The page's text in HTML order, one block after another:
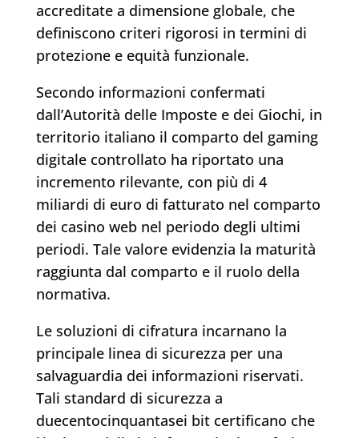
accreditate a dimensione globale, che
definiscono criteri rigorosi in termini di
protezione e equità funzionale.
Secondo informazioni confermati
dall’Autorità delle Imposte e dei Giochi, in
territorio italiano il comparto del gaming
digitale controllato ha riportato una
incremento rilevante, con più di 4
miliardi di euro di fatturato nel comparto
dei casino web nel periodo degli ultimi
periodi. Tale valore evidenzia la maturità
raggiunta dal comparto e il ruolo della
normativa.
Le soluzioni di cifratura incarnano la
principale linea di sicurezza per una
salvaguardia dei informazioni riservati.
Tali standard di sicurezza a
duecentocinquantasei bit certificano che